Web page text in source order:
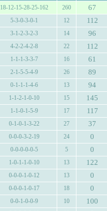
18-12-15-28-25-162 260 67
5-3-0-3-0-1 12 112
3-1-2-3-2-3 14 96
4-2-2-4-2-8 22 112
1-1-1-3-3-7 16 61
2-1-5-5-4-9 26 89
0-1-1-1-4-6 13 94
1-1-2-1-0-10 15 145
1-1-0-1-5-9 17 117
0-1-0-1-3-22 27 37
0-0-0-3-2-19 24 0
0-0-0-0-0-5 5 0
1-0-1-1-0-10 13 122
0-0-0-1-0-12 13 0
0-0-0-1-0-17 18 0
0-0-1-0-0-9 10 100